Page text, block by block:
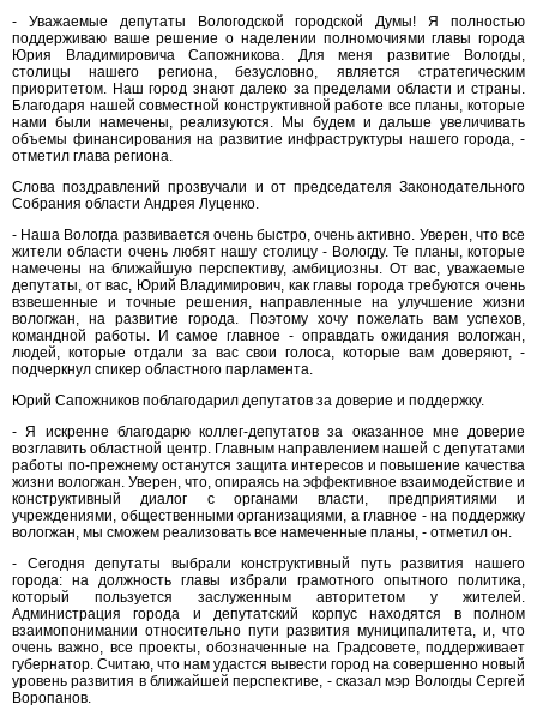
- Уважаемые депутаты Вологодской городской Думы! Я полностью
поддерживаю ваше решение о наделении полномочиями главы города
Юрия Владимировича Сапожникова. Для меня развитие Вологды,
столицы нашего региона, безусловно, является стратегическим
приоритетом. Наш город знают далеко за пределами области и страны.
Благодаря нашей совместной конструктивной работе все планы, которые
нами были намечены, реализуются. Мы будем и дальше увеличивать
объемы финансирования на развитие инфраструктуры нашего города, -
отметил глава региона.
Слова поздравлений прозвучали и от председателя Законодательного
Собрания области Андрея Луценко.
- Наша Вологда развивается очень быстро, очень активно. Уверен, что все
жители области очень любят нашу столицу - Вологду. Те планы, которые
намечены на ближайшую перспективу, амбициозны. От вас, уважаемые
депутаты, от вас, Юрий Владимирович, как главы города требуются очень
взвешенные и точные решения, направленные на улучшение жизни
вологжан, на развитие города. Поэтому хочу пожелать вам успехов,
командной работы. И самое главное - оправдать ожидания вологжан,
людей, которые отдали за вас свои голоса, которые вам доверяют, -
подчеркнул спикер областного парламента.
Юрий Сапожников поблагодарил депутатов за доверие и поддержку.
- Я искренне благодарю коллег-депутатов за оказанное мне доверие
возглавить областной центр. Главным направлением нашей с депутатами
работы по-прежнему останутся защита интересов и повышение качества
жизни вологжан. Уверен, что, опираясь на эффективное взаимодействие и
конструктивный диалог с органами власти, предприятиями и
учреждениями, общественными организациями, а главное - на поддержку
вологжан, мы сможем реализовать все намеченные планы, - отметил он.
- Сегодня депутаты выбрали конструктивный путь развития нашего
города: на должность главы избрали грамотного опытного политика,
который пользуется заслуженным авторитетом у жителей.
Администрация города и депутатский корпус находятся в полном
взаимопонимании относительно пути развития муниципалитета, и, что
очень важно, все проекты, обозначенные на Градсовете, поддерживает
губернатор. Считаю, что нам удастся вывести город на совершенно новый
уровень развития в ближайшей перспективе, - сказал мэр Вологды Сергей
Воропанов.